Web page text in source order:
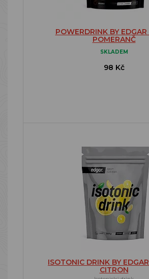
POWERDRINK BY
POMERANČ
SKLADEM
98 Kč
ISOTONIC DRINK BY
CITRON